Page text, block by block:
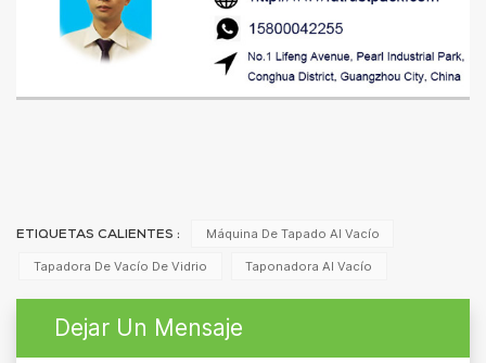
ETIQUETAS CALIENTES : Máquina De Tapado Al Vacío
Tapadora De Vacío De Vidrio Taponadora Al Vacío
Dejar Un Mensaje